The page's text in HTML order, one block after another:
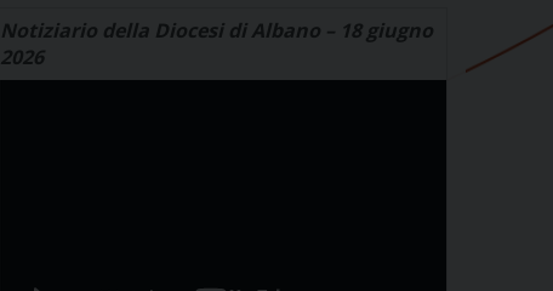
Notiziario della Diocesi di Albano – 18 giugno
2026